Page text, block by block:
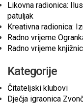
Likovna radionica:
patuljak
Kreativna radionica:
Radno vrijeme
Radno vrijeme
Kategorije
Čitateljski klubovi
Dječja igraonica